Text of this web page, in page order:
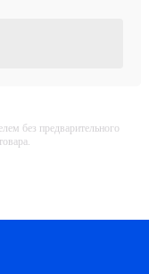
без предварительного